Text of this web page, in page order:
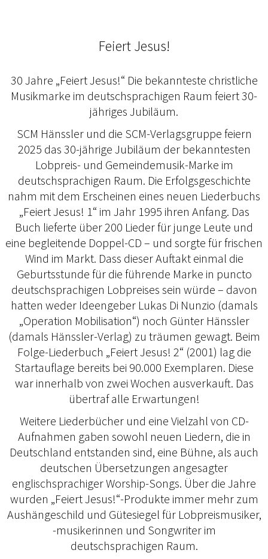
Feiert Jesus!
30 Jahre „Feiert Jesus!“ Die bekannteste christliche
Musikmarke im deutschsprachigen Raum feiert 30-
jähriges Jubiläum.
SCM Hänssler und die SCM-Verlagsgruppe feiern
2025 das 30-jährige Jubiläum der bekanntesten
Lobpreis- und Gemeindemusik-Marke im
deutschsprachigen Raum. Die Erfolgsgeschichte
nahm mit dem Erscheinen eines neuen Liederbuchs
„Feiert Jesus! 1“ im Jahr 1995 ihren Anfang. Das
Buch lieferte über 200 Lieder für junge Leute und
eine begleitende Doppel-CD – und sorgte für frischen
Wind im Markt. Dass dieser Auftakt einmal die
Geburtsstunde für die führende Marke in puncto
deutschsprachigen Lobpreises sein würde – davon
hatten weder Ideengeber Lukas Di Nunzio (damals
„Operation Mobilisation“) noch Günter Hänssler
(damals Hänssler-Verlag) zu träumen gewagt. Beim
Folge-Liederbuch „Feiert Jesus! 2“ (2001) lag die
Startauflage bereits bei 90.000 Exemplaren. Diese
war innerhalb von zwei Wochen ausverkauft. Das
übertraf alle Erwartungen!
Weitere Liederbücher und eine Vielzahl von CD-
Aufnahmen gaben sowohl neuen Liedern, die in
Deutschland entstanden sind, eine Bühne, als auch
deutschen Übersetzungen angesagter
englischsprachiger Worship-Songs. Über die Jahre
wurden „Feiert Jesus!“-Produkte immer mehr zum
Aushängeschild und Gütesiegel für Lobpreismusiker,
-musikerinnen und Songwriter im
deutschsprachigen Raum.